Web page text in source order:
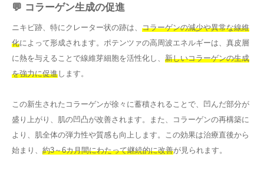
💬 コラーゲン生成の促進
ニキビ跡、特にクレーター状の跡は、 コラーゲンの減少や異常な線維
化によって形成されます。ポテンツァの高周波エネルギーは、真皮層
に熱を与えることで線維芽細胞を活性化し、 新しいコラーゲンの生成
を強力に促進 します。
この新生されたコラーゲンが徐々に蓄積されることで、凹んだ部分が
盛り上がり、肌の凹凸が改善されます。また、コラーゲンの再構築に
より、肌全体の弾力性や質感も向上します。この効果は治療直後から
始まり、 約3～6カ月間にわたって継続的に改善が見られます。